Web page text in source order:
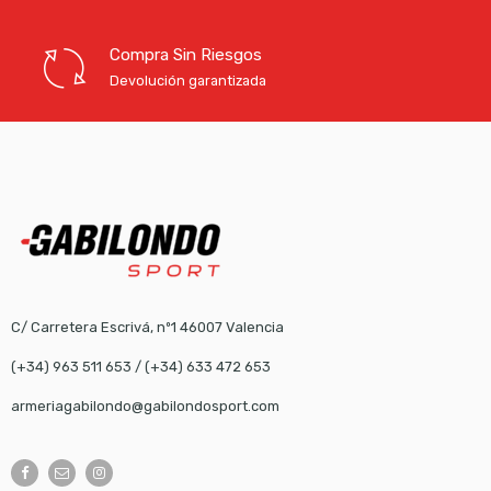
Compra Sin Riesgos
Devolución garantizada
C/ Carretera Escrivá, nº1 46007 Valencia
(+34) 963 511 653 / (+34) 633 472 653
armeriagabilondo@gabilondosport.com